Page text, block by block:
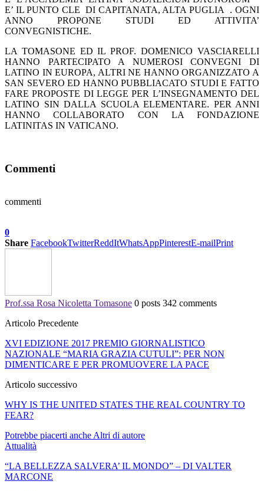
E’ IL PUNTO CLE DI CAPITANATA, ALTA PUGLIA . OGNI
ANNO PROPONE STUDI ED ATTIVITA’
CONVEGNISTICHE.
LA TOMASONE ED IL PROF. DOMENICO VASCIARELLI
HANNO PARTECIPATO A NUMEROSI CONVEGNI DI
LATINO IN EUROPA, ALTRI NE HANNO ORGANIZZATO A
SAN SEVERO ED HANNO PUBBLIACATO STUDI E FATTO
FARE PROPOSTE DI LEGGE PER L’INSEGNAMENTO DEL
LATINO SIN DALLA SCUOLA ELEMENTARE. PER ANNI
HANNO COLLABORATO CON LA FONDAZIONE
LATINITAS IN VATICANO.
Commenti
commenti
0
Share FacebookTwitterReddItWhatsAppPinterestE-mailPrint
Prof.ssa Rosa Nicoletta Tomasone 0 posts 342 comments
Articolo Precedente
XVI EDIZIONE 2017 PREMIO GIORNALISTICO
NAZIONALE “MARIA GRAZIA CUTULI”: PER NON
DIMENTICARE E PER PROMUOVERE LA PACE
Articolo successivo
WHY IS THE UNITED STATES THE REAL COUNTRY TO
FEAR?
Potrebbe piacerti anche Altri di autore
Attualità
“LA BELLEZZA SALVERA’ IL MONDO” – DI VALTER
MARCONE